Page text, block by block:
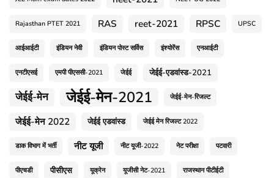
Rajasthan PTET 2021 RAS reet-2021 RPSC UPSC
आईआईटी इंडियन नेवी इंडियन पोस्ट सर्विस इंश्योरेंस एनआईटी
एनटीएसई एमपी पीएससी-2021 जेईई जेईई-एडवांस्ड-2021
जेईई-मेन जेईई-मेन-2021 जेईई-मेन-रिजल्ट
जेईई-मेन 2022 जेईई एडवांस्ड जेईई मेन रिजल्ट 2022
डाक विभाग में भर्ती नीट यूजी नीट यूजी-2022 नेट परीक्षा पटवारी
पीएचडी पीसीएस यूक्रेन यूजीसी नेट-2021 राजस्थान पीटीईटी